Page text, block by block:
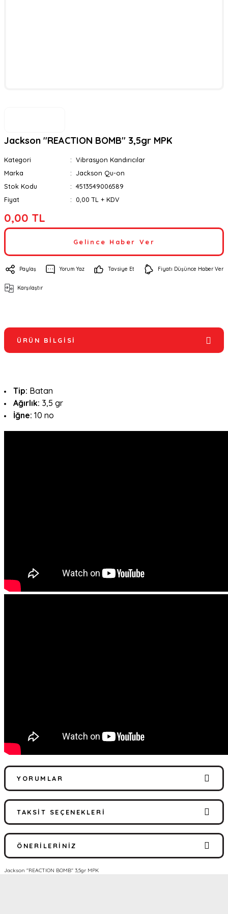
Jackson ''REACTION BOMB'' 3,5gr MPK
Kategori
Vibrasyon Kandırıcılar
Marka
Jackson Qu-on
Stok Kodu
4513549006589
Fiyat
0,00 TL + KDV
0,00 TL
Gelince Haber Ver
Paylaş Yorum Yaz Tavsiye Et Fiyatı Düşünce Haber Ver
Karşılaştır
ÜRÜN BILGISI
Tip: Batan
Ağırlık: 3,5 gr
İğne: 10 no
YORUMLAR
Bu ürüne ilk yorumu siz yapın!
TAKSIT SEÇENEKLERI
ÖNERILERINIZ
Bu ürünün fiyat bilgisi, resim, ürün açıklamalarında ve diğer
Jackson ''REACTION BOMB'' 3,5gr MPK